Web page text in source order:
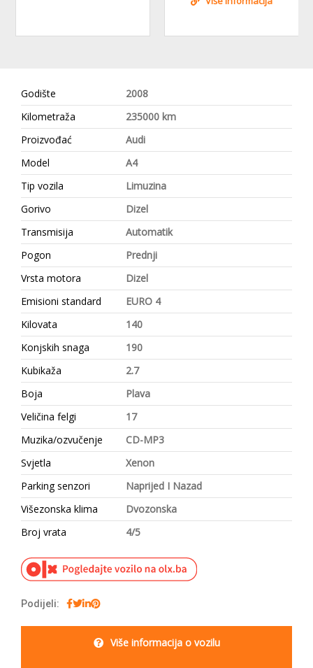
Godište
2008
Kilometraža
235000 km
Proizvođać
Audi
Model
A4
Tip vozila
Limuzina
Gorivo
Dizel
Transmisija
Automatik
Pogon
Prednji
Vrsta motora
Dizel
Emisioni standard
EURO 4
Kilovata
140
Konjskih snaga
190
Kubikaža
2.7
Boja
Plava
Veličina felgi
17
Muzika/ozvučenje
CD-MP3
Svjetla
Xenon
Parking senzori
Naprijed I Nazad
Višezonska klima
Dvozonska
Broj vrata
4/5
Podijeli:
Više informacija o vozilu